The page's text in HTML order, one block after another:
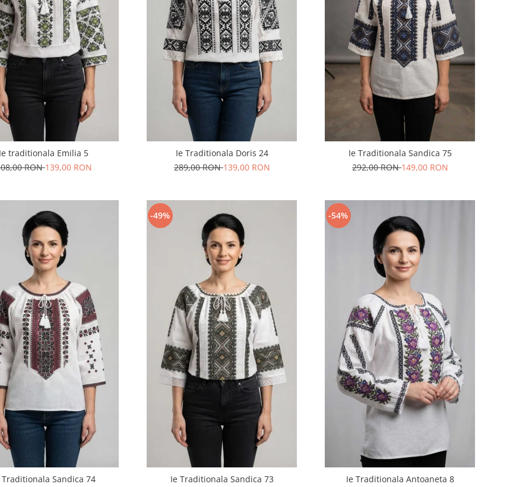
traditionala Emilia 5
RON139,00 RON
Ie Traditionala Doris 24
289,00 RON139,00 RON
Ie Traditionala Sandica 75
292,00 RON149,00 RON
Traditionala Sandica 74
-49%
Ie Traditionala Sandica 73
-54%
Ie Traditionala Antoaneta 8